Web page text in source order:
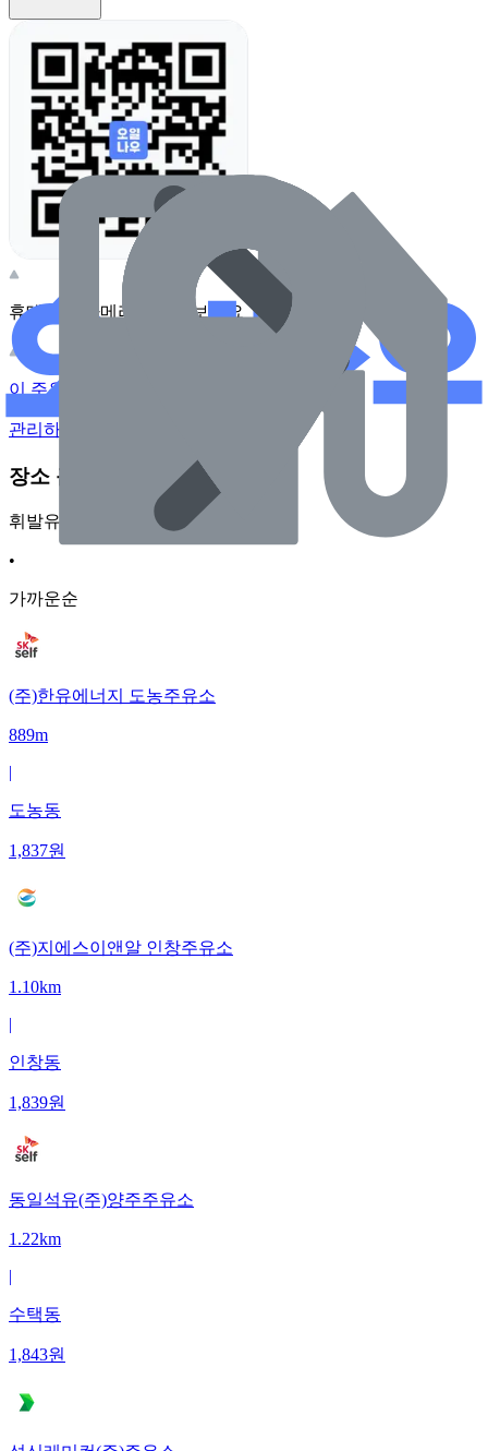
휴대전화 카메라로 찍어보세요
이 주유소의 사장님이신가요?
관리하기
장소 근처 주유소
휘발유
•
가까운순
(주)한유에너지 도농주유소
889m
|
도농동
1,837원
(주)지에스이앤알 인창주유소
1.10km
|
인창동
1,839원
동일석유(주)양주주유소
1.22km
|
수택동
1,843원